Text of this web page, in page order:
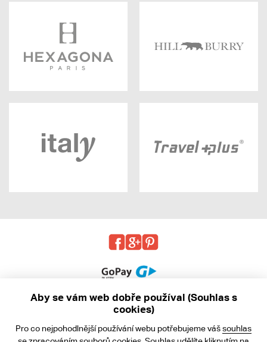
Aby se vám web dobře používal (Souhlas s
cookies)
Pro co nejpohodlnější používání webu potřebujeme vášsouhlas